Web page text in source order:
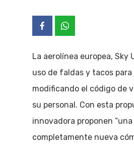
La aerolínea europea, Sky
uso de faldas y tacos
modificando el código de
su personal. Con esta
innovadora proponen
completamente nueva